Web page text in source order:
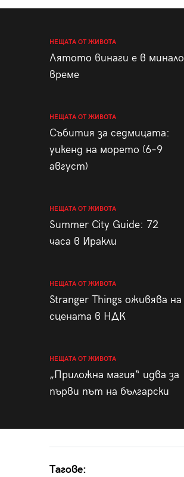
НЕЩАТА ОТ ЖИВОТА
Лятото винаги е в минало
време
НЕЩАТА ОТ ЖИВОТА
Събития за седмицата:
уикенд на морето (6–9
август)
НЕЩАТА ОТ ЖИВОТА
Summer City Guide: 72
часа в Иракли
НЕЩАТА ОТ ЖИВОТА
Stranger Things оживява на
сцената в НДК
НЕЩАТА ОТ ЖИВОТА
„Приложна магия“ идва за
първи път на български
Тагове: